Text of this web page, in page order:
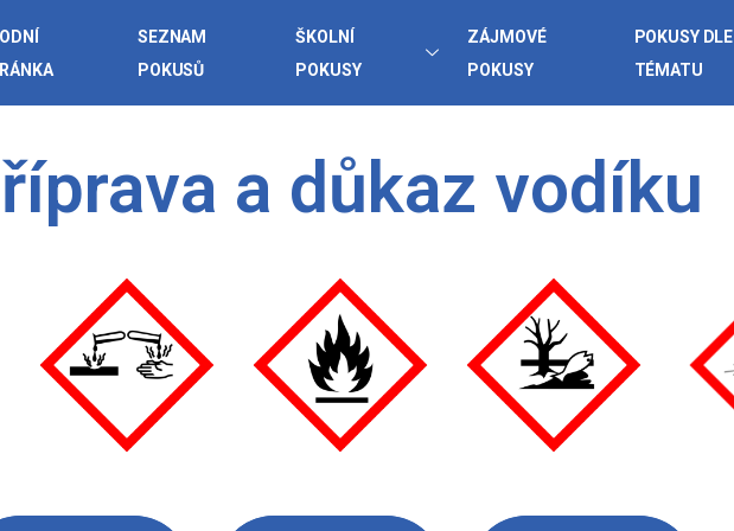
SEZNAM
POKUSŮ
ŠKOLNÍ
POKUSY
ZÁJMOVÉ
POKUSY
POKUSY DLE
TÉMATU
a důkaz vodíku